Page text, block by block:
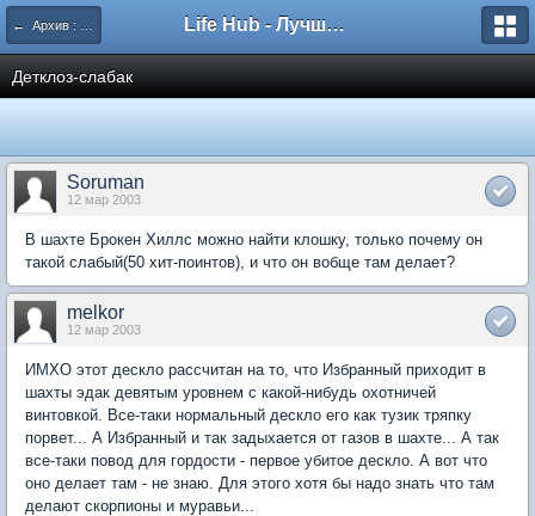
← Архив : Fallout 2 Life Hub - Лучшие компьютерные игры мира
Детклоз-слабак
Soruman
12 мар 2003
В шахте Брокен Хиллс можно найти клошку, только почему он
такой слабый(50 хит-поинтов), и что он вобще там делает?
melkor
12 мар 2003
ИМХО этот дескло рассчитан на то, что Избранный приходит в
шахты эдак девятым уровнем с какой-нибудь охотничей
винтовкой. Все-таки нормальный дескло его как тузик тряпку
порвет... А Избранный и так задыхается от газов в шахте... А так
все-таки повод для гордости - первое убитое дескло. А вот что
оно делает там - не знаю. Для этого хотя бы надо знать что там
делают скорпионы и муравьи...